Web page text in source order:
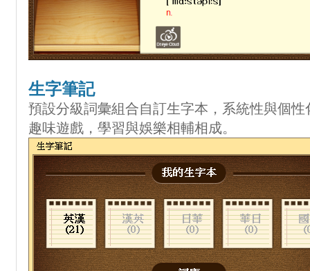
生字筆記
預設分級詞彙組合自訂生字本，系統性與個
趣味遊戲，學習與娛樂相輔相成。